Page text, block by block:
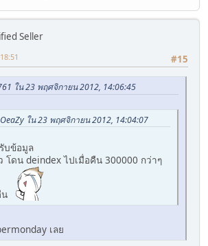
Seller
#15
ใน 23 พฤศจิกายน 2012, 14:06:45
ใน 23 พฤศจิกายน 2012, 14:04:07
บข้อมูล
ดน deindex ไปเมื่อคืน 300000 กว่าๆ
เลย